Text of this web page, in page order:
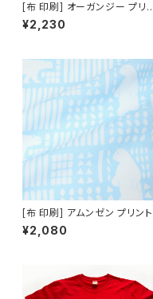
[布 印刷] オーガンジー プリント
有効幅130cm [昇華転写/50c
m単位]
¥2,230
[布 印刷] アムンゼン プリント有
効幅140cm [昇華転写/50cm
単位]
¥2,080